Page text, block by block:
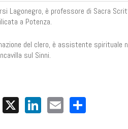
Lagonegro, è professore di Sacra
a Potenza.
del clero, è assistente spirituale
sul Sinni.
Telegram
X LinkedIn
Email